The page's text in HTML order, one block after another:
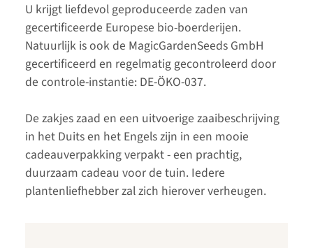
U krijgt liefdevol geproduceerde zaden van
gecertificeerde Europese bio-boerderijen.
Natuurlijk is ook de MagicGardenSeeds GmbH
gecertificeerd en regelmatig gecontroleerd door
de controle-instantie: DE-ÖKO-037.
De zakjes zaad en een uitvoerige zaaibeschrijving
in het Duits en het Engels zijn in een mooie
cadeauverpakking verpakt - een prachtig,
duurzaam cadeau voor de tuin. Iedere
plantenliefhebber zal zich hierover verheugen.